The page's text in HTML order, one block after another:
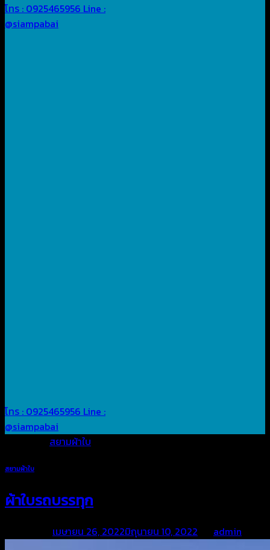
โทร : 0925465956 Line :
@siampabai
โทร : 0925465956 Line :
@siampabai
สยามผ้าใบ
สยามผ้าใบ
ผ้าใบรถบรรทุก
เมษายน 26, 2022มิถุนายน 10, 2022 admin